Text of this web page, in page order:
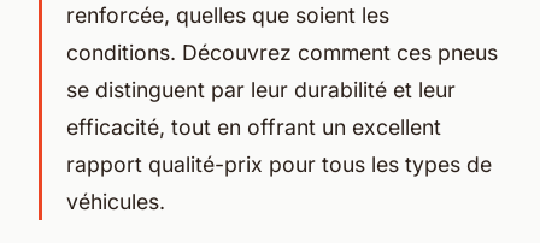
renforcée, quelles que soient les
conditions. Découvrez comment ces pneus
se distinguent par leur durabilité et leur
efficacité, tout en offrant un excellent
rapport qualité-prix pour tous les types de
véhicules.